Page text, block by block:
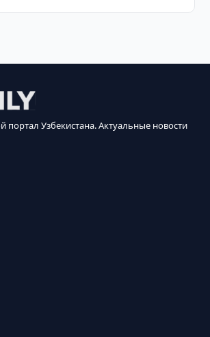
портал Узбекистана. Актуальные новости